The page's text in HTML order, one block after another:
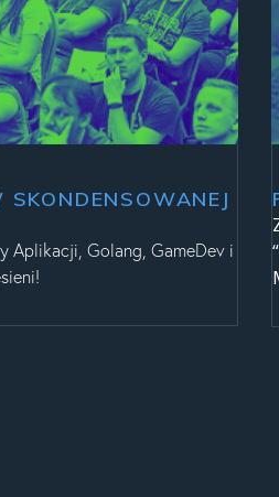
Aplikacji, Golang, GameDev i